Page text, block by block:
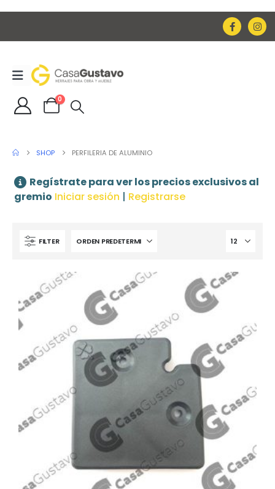
0
SHOP PERFILERIA DE ALUMINIO
Regístrate para ver los precios exclusivos al
gremio Iniciar sesión | Registrarse
FILTER